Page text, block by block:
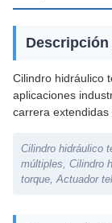
Cilindro hidráulico
aplicaciones
carrera extendidas
Cilindro hidráulico
múltiples, Cilindro
torque, Actuador